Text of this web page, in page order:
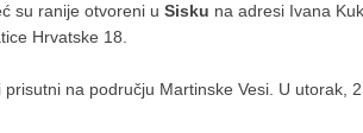
su ranije otvoreni u Sisku na adresi Ivana
Hrvatske 18.
prisutni na području Martinske Vesi. U utorak,